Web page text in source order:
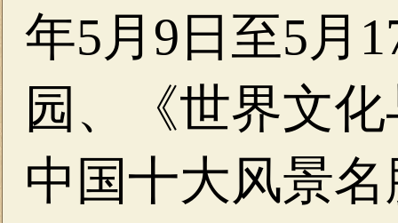
年5月9日至5月
园、《世界文
中国十大风景